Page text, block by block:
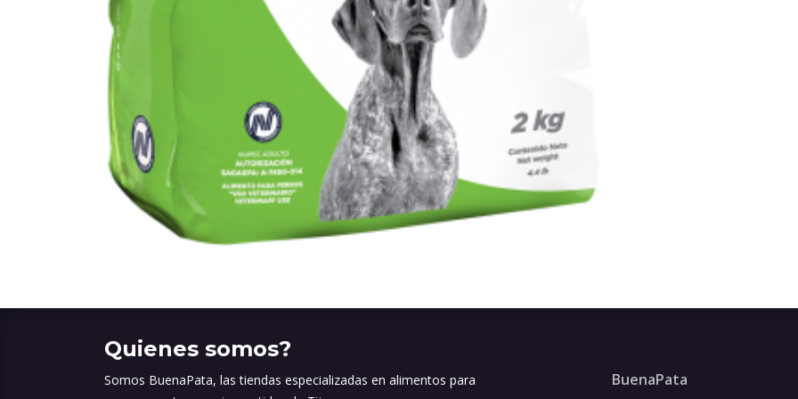
Quienes somos?
Somos BuenaPata, las tiendas especializadas en alimentos para
BuenaPata